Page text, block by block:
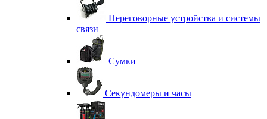
Переговорные устройства и системы
связи
Сумки
Секундомеры и часы